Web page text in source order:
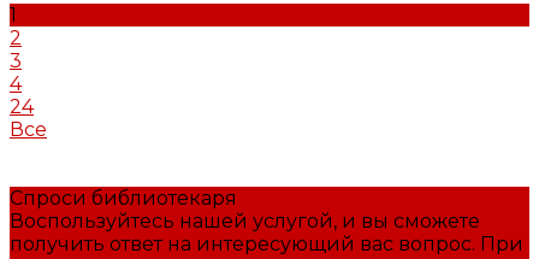
1
2
3
4
24
Все
Спроси библиотекаря
Воспользуйтесь нашей услугой, и вы сможете
получить ответ на интересующий вас вопрос. При